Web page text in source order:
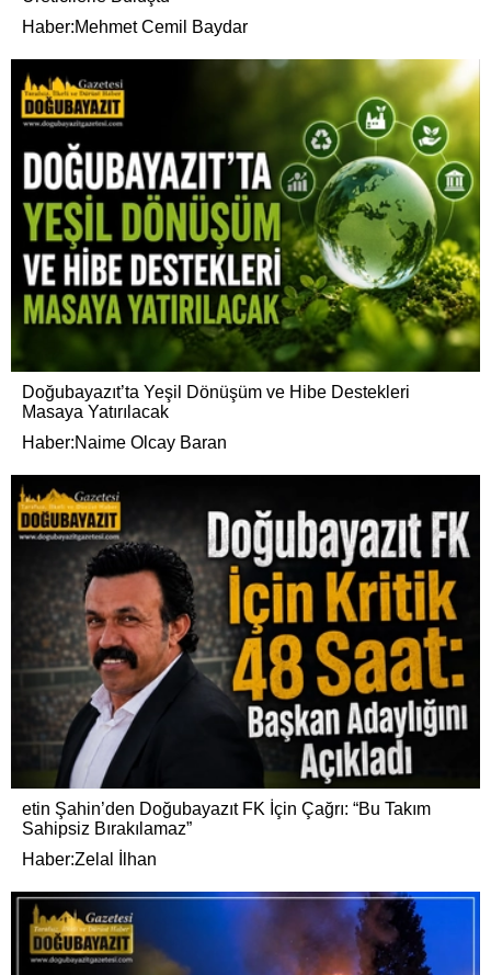
Haber:Mehmet Cemil Baydar
Doğubayazıt’ta Yeşil Dönüşüm ve Hibe Destekleri
Masaya Yatırılacak
Haber:Naime Olcay Baran
etin Şahin’den Doğubayazıt FK İçin Çağrı: “Bu Takım
Sahipsiz Bırakılamaz”
Haber:Zelal İlhan